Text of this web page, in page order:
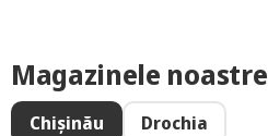
Magazinele noastre
Chișinău Drochia